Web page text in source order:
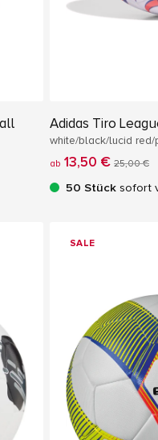
Adidas Tiro
white/black/lucid
ab 13,50 € 25,00 €
50 Stück sofort
SALE